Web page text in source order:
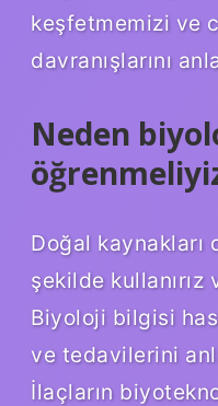
keşfetmemizi ve
davranışlarını
Neden
Doğal
şekilde
Biyoloji bilgisi
ve tedavilerini
İlaçların